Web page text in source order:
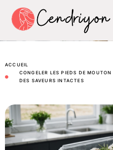
ACCUEIL
CONGELER LES PIEDS DE
DES SAVEURS INTACTES